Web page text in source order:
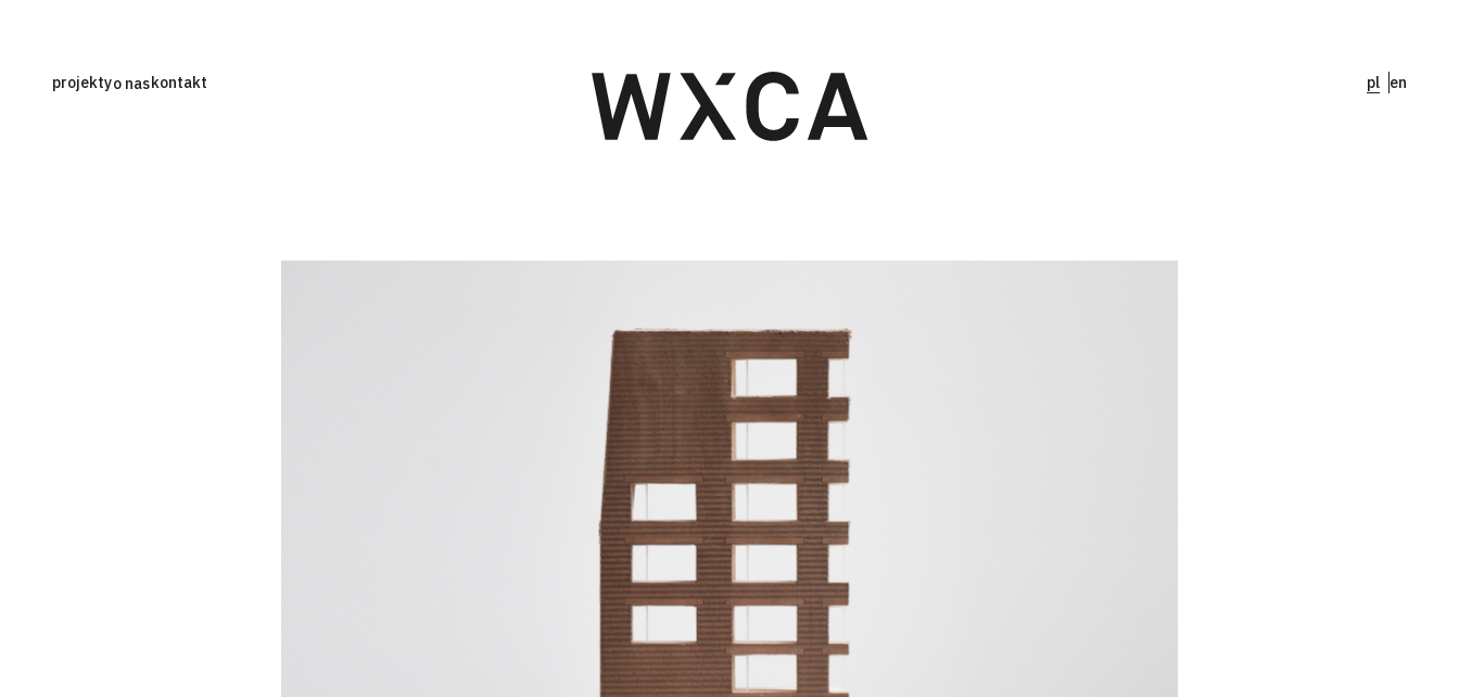
projektyo naskontakt pl en